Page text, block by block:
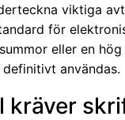
viktiga
för
eller en
användas.
kräver